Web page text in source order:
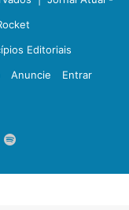
Editoriais
Anuncie
Entrar
Spotify